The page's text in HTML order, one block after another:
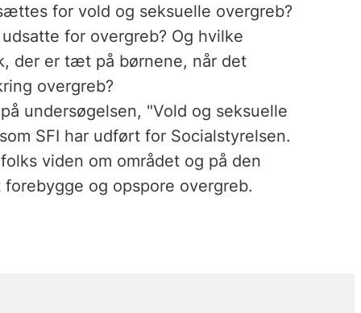
for vold og seksuelle overgreb?
for overgreb? Og hvilke
der er tæt på børnene, når det
overgreb?
undersøgelsen, "Vold og seksuelle
SFI har udført for Socialstyrelsen.
viden om området og på den
og opspore overgreb.